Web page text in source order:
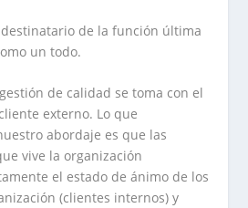
de la función última
un todo.
de calidad se toma con el
externo. Lo que
abordaje es que las
vive la organización
el estado de ánimo de los
(clientes internos) y